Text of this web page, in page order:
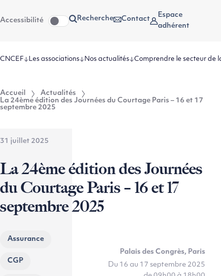
au
contenu
Accessibilité Recherche Contact
Espace
adhérent
CNCEF Les associations Nos actualités Comprendre le secteur de
Accueil
Actualités
La 24ème édition des Journées du Courtage Paris – 16 et 17
septembre 2025
31 juillet 2025
La 24ème édition des Journées
du Courtage Paris – 16 et 17
septembre 2025
Assurance
CGP
Palais des Congrès, Paris
Du 16 au 17 septembre 2025